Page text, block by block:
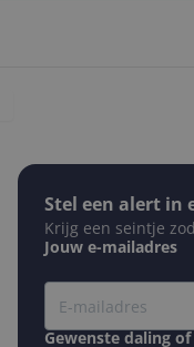
Stel een alert in
Krijg een seintje
Jouw e-mailadres
Gewenste daling